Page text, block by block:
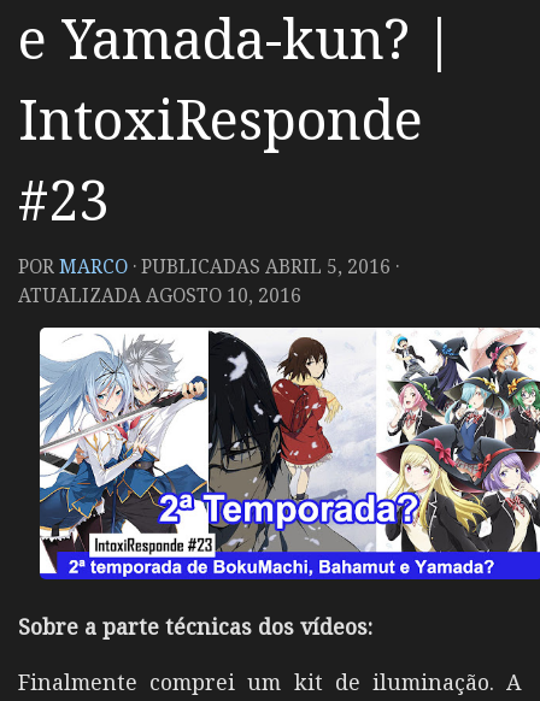
e Yamada-kun? |
IntoxiResponde
#23
PORMARCO · PUBLICADAS ABRIL 5, 2016 ·
ATUALIZADAAGOSTO 10, 2016
Sobre a parte técnicas dos vídeos:
Finalmente comprei um kit de iluminação. A